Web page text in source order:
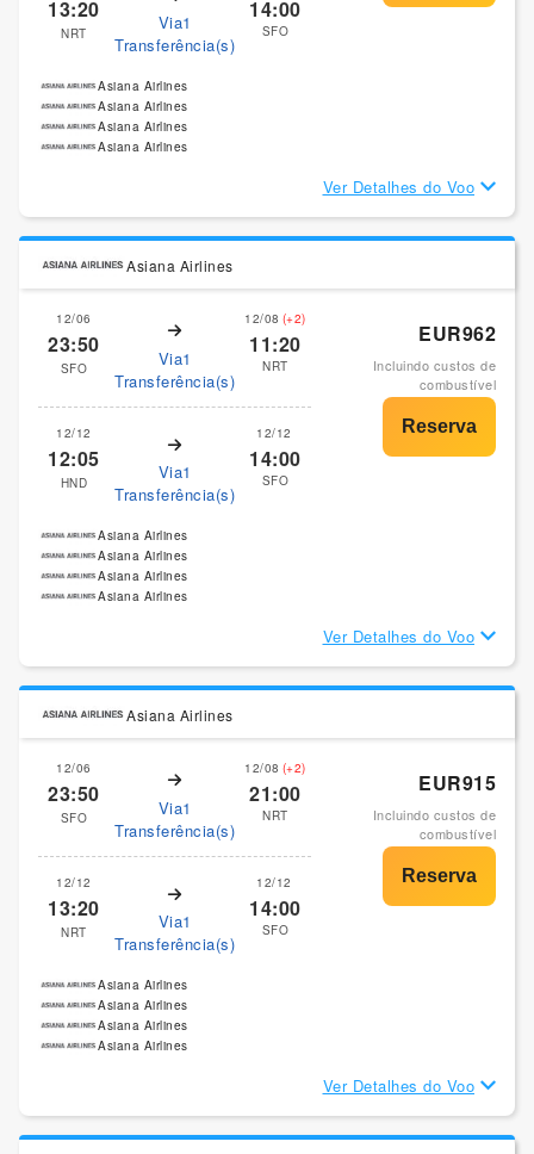
13:20
NRT
Via1
Transferência(s)
14:00
SFO
Asiana Airlines
Asiana Airlines
Asiana Airlines
Asiana Airlines
Ver Detalhes do Voo
Asiana Airlines
12/06
23:50
SFO
Via1
Transferência(s)
12/08 (+2)
11:20
NRT
12/12
12:05
HND
Via1
Transferência(s)
12/12
14:00
SFO
EUR962
Incluindo custos de
combustível
Asiana Airlines
Asiana Airlines
Asiana Airlines
Asiana Airlines
Ver Detalhes do Voo
Asiana Airlines
12/06
23:50
SFO
Via1
Transferência(s)
12/08 (+2)
21:00
NRT
12/12
13:20
NRT
Via1
Transferência(s)
12/12
14:00
SFO
EUR915
Incluindo custos de
combustível
Asiana Airlines
Asiana Airlines
Asiana Airlines
Asiana Airlines
Ver Detalhes do Voo